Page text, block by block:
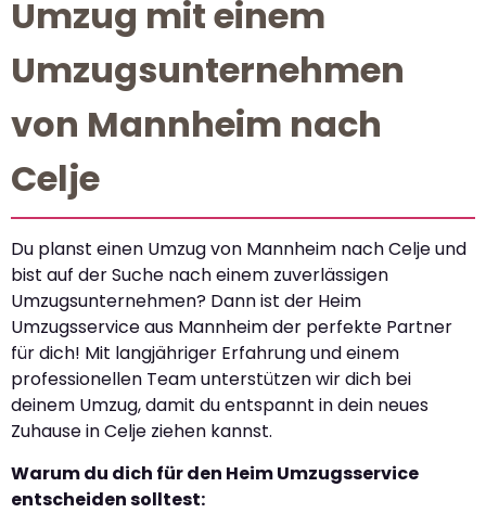
Umzug mit einem
Umzugsunternehmen
von Mannheim nach
Celje
Du planst einen Umzug von Mannheim nach Celje und
bist auf der Suche nach einem zuverlässigen
Umzugsunternehmen? Dann ist der Heim
Umzugsservice aus Mannheim der perfekte Partner
für dich! Mit langjähriger Erfahrung und einem
professionellen Team unterstützen wir dich bei
deinem Umzug, damit du entspannt in dein neues
Zuhause in Celje ziehen kannst.
Warum du dich für den Heim Umzugsservice
entscheiden solltest: